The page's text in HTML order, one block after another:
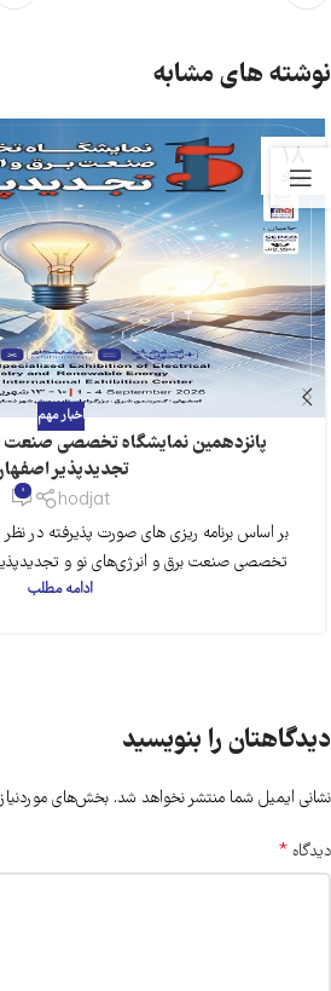
نوشته های مشابه
18
مرداد
اخبار مهم
پانزدهمین نمایشگاه تخصصی صنعت
تجدیدپذیر
hodjat
0
بر اساس برنامه ریزی های صورت پذیرفته در
تخصصی صنعت برق و انرژی‌های نو و تجدیدپذیر
ادامه مطلب
دیدگاهتان را بنویسید
نشانی ایمیل شما منتشر نخواهد شد. بخش‌های
دیدگاه *